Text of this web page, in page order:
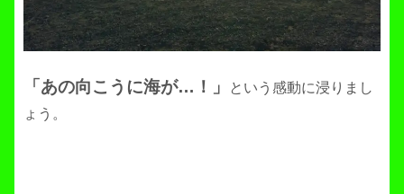
「あの向こうに海が…！」
という感動に浸りまし
ょう。